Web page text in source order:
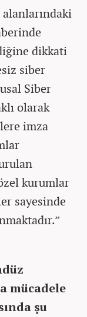
dikkati
siber
Siber
olarak
imza
kurumlar
sayesinde
mücadele
şu